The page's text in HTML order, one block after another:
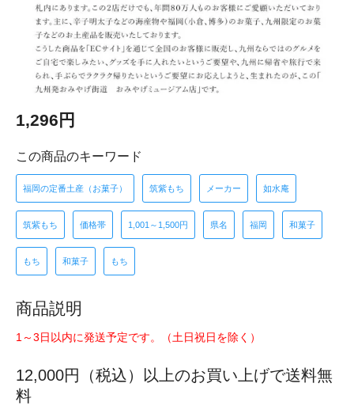
1,296円
この商品のキーワード
福岡の定番土産（お菓子） 筑紫もち メーカー 如水庵
筑紫もち 価格帯 1,001～1,500円 県名 福岡 和菓子
もち 和菓子 もち
商品説明
1～3日以内に発送予定です。（土日祝日を除く）
12,000円（税込）以上のお買い上げで送料無
料